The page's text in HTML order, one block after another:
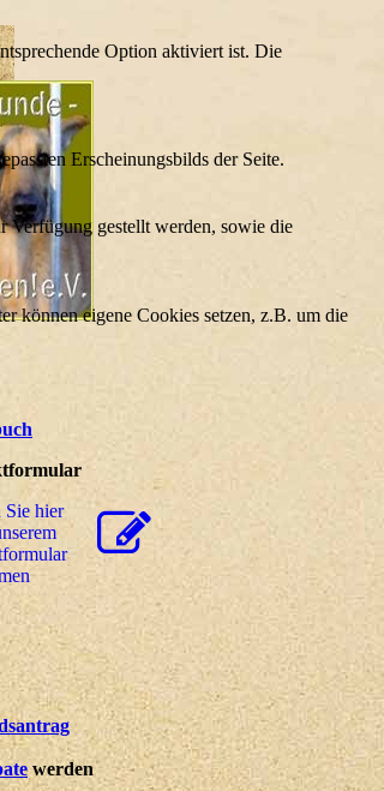
hier
werden
Option aktiviert ist. Die
Erscheinungsbilds der Seite.
Verfügung gestellt werden, sowie die
können eigene Cookies setzen, z.B. um die